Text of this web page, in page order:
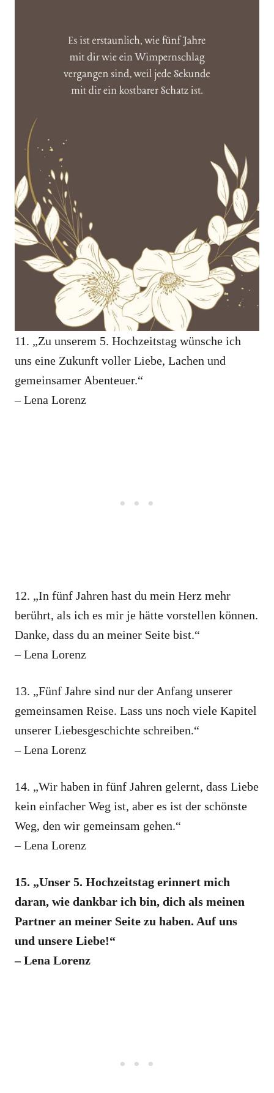
11. „Zu unserem 5. Hochzeitstag wünsche ich
uns eine Zukunft voller Liebe, Lachen und
gemeinsamer Abenteuer.“
– Lena Lorenz
12. „In fünf Jahren hast du mein Herz mehr
berührt, als ich es mir je hätte vorstellen können.
Danke, dass du an meiner Seite bist.“
– Lena Lorenz
13. „Fünf Jahre sind nur der Anfang unserer
gemeinsamen Reise. Lass uns noch viele Kapitel
unserer Liebesgeschichte schreiben.“
– Lena Lorenz
14. „Wir haben in fünf Jahren gelernt, dass Liebe
kein einfacher Weg ist, aber es ist der schönste
Weg, den wir gemeinsam gehen.“
– Lena Lorenz
15. „Unser 5. Hochzeitstag erinnert mich
daran, wie dankbar ich bin, dich als meinen
Partner an meiner Seite zu haben. Auf uns
und unsere Liebe!“
– Lena Lorenz